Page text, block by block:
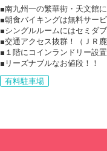
■南九州一の繁華街・天文館に
■朝食バイキングは無料サービ
■シングルルームにはセミダ
■交通アクセス抜群！（ＪＲ
■１階にコインランドリー設置
■リーズナブルなお値段！！
有料駐車場